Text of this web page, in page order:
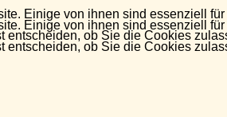
Einige von ihnen sind essenziell
entscheiden, ob Sie die Cookies
Einige von ihnen sind essenziell
entscheiden, ob Sie die Cookies